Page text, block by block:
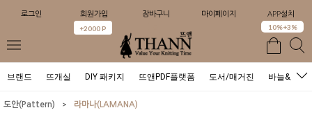
로그인 회원가입
+2000 P
장바구니 마이페이지 APP설치
10%+3%
브랜드 뜨개실 DIY 패키지 뜨앤PDF플랫폼 도서/매거진 바늘&도구
도안(Pattern) > 라마나(LAMANA)